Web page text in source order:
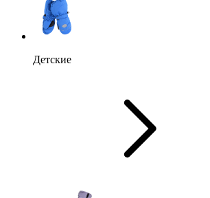
Детские